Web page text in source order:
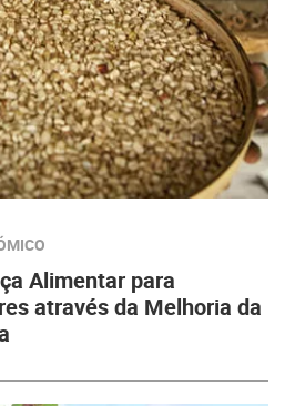
Alimentar para
através da Melhoria da